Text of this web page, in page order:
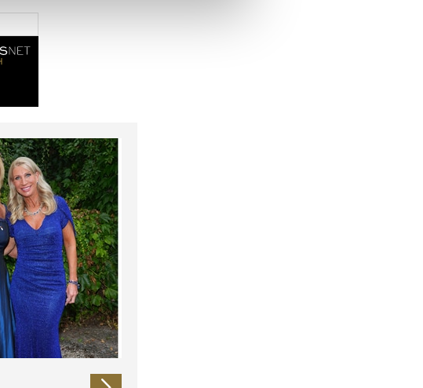
soziale Medien anbieten zu können
Partner führen diese Informationen
die sie im Rahmen Ihrer Nutzung